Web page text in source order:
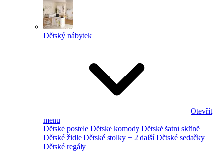
Dětský nábytek
Otevřít
menu
Dětské postele Dětské komody Dětské šatní skříně
Dětské židle Dětské stolky + 2 další Dětské sedačky
Dětské regály